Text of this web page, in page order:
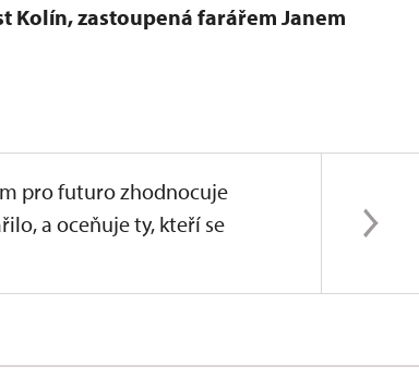
Kolín, zastoupená farářem Janem
pro futuro zhodnocuje
a oceňuje ty, kteří se